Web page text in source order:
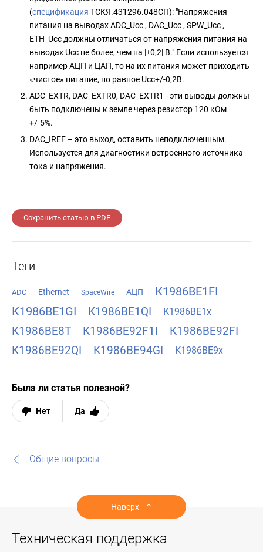
(спецификация ТСКЯ.431296.048СП): "Напряжения
питания на выводах ADC_Uсс , DAC_Uсс , SPW_Uсс ,
ETH_Uсс должны отличаться от напряжения питания на
выводах Uсс не более, чем на |±0,2| В." Если используется
например АЦП и ЦАП, то на их питания может приходить
«чистое» питание, но равное Ucc+/-0,2В.
ADC_EXTR, DAC_EXTR0, DAC_EXTR1 - эти выводы должны
быть подключены к земле через резистор 120 кОм
+/-5%.
DAC_IREF – это выход, оставить неподключенным.
Используется для диагностики встроенного источника
тока и напряжения.
Сохранить статью в PDF
Теги
ADC Ethernet SpaceWire АЦП
К1986ВЕ1FI
К1986ВЕ1GI
К1986ВЕ1QI К1986ВЕ1x
К1986ВЕ8Т К1986ВЕ92F1I
К1986ВЕ92FI
К1986ВЕ92QI
К1986ВЕ94GI К1986ВЕ9x
Была ли статья полезной?
Нет Да
Общие вопросы
Наверх
Техническая поддержка